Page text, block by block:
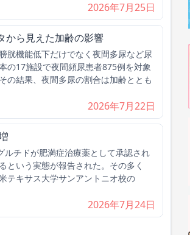
2026年7月25日
ら見えた加齢の影響
胱機能低下だけでなく夜間多尿など尿
の17施設で夜間頻尿患者875例を対象
の結果、夜間多尿の割合は加齢ととも
2026年7月22日
チドが肥満症治療薬として承認され
という実態が報告された。その多く
テキサス大学サンアントニオ校の
2026年7月24日